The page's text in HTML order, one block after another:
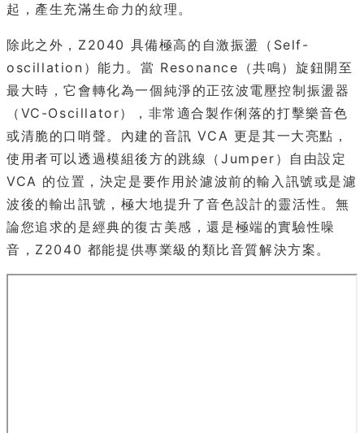
起，產生充滿生命力的紋理。
除此之外，Z2040 具備極高的自激振盪（Self-
oscillation）能力。當 Resonance（共鳴）旋鈕開至
最大時，它會轉化為一個純淨的正弦波電壓控制振盪器
（VC-Oscillator），非常適合製作俐落的打擊樂音色
或清脆的口哨聲。內建的音訊 VCA 更是其一大亮點，
使用者可以透過模組後方的跳線（Jumper）自由設定
VCA 的位置，決定是要作用於濾波前的輸入訊號或是濾
波後的輸出訊號，極大地提升了音色設計的靈活性。無
論您追求的是經典的復古美感，還是極端的實驗性噪
音，Z2040 都能提供專業級的類比音質解決方案。